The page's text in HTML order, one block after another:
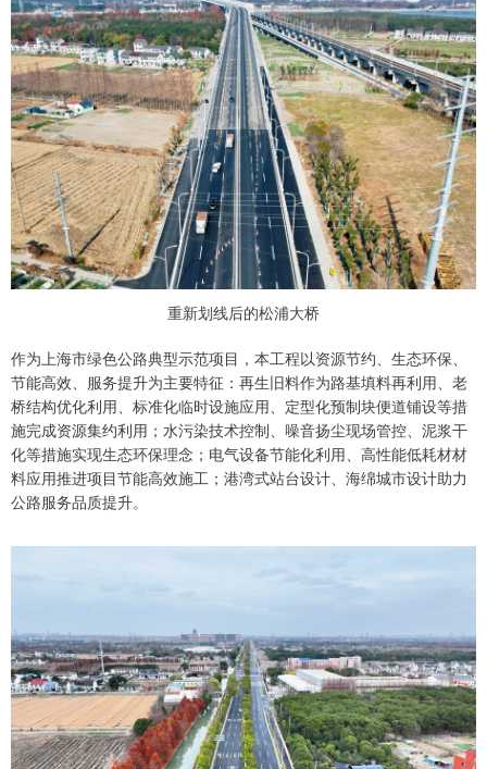
重新划线后的松浦大桥
作为上海市绿色公路典型示范项目，本工程以资源节约、生态环保、
节能高效、服务提升为主要特征：再生旧料作为路基填料再利用、老
桥结构优化利用、标准化临时设施应用、定型化预制块便道铺设等措
施完成资源集约利用；水污染技术控制、噪音扬尘现场管控、泥浆干
化等措施实现生态环保理念；电气设备节能化利用、高性能低耗材材
料应用推进项目节能高效施工；港湾式站台设计、海绵城市设计助力
公路服务品质提升。